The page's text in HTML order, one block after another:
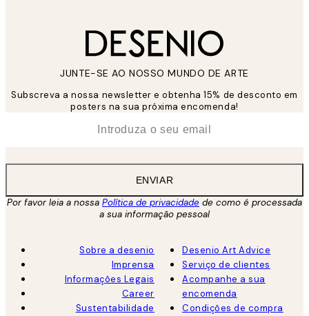
JUNTE-SE AO NOSSO MUNDO DE ARTE
Subscreva a nossa newsletter e obtenha 15% de desconto em
posters na sua próxima encomenda!
ENVIAR
Por favor leia a nossa Política de privacidade de como é processada
a sua informação pessoal
Sobre a desenio
Imprensa
Informações Legais
Career
Sustentabilidade
Desenio Art Advice
Serviço de clientes
Acompanhe a sua
encomenda
Condições de compra